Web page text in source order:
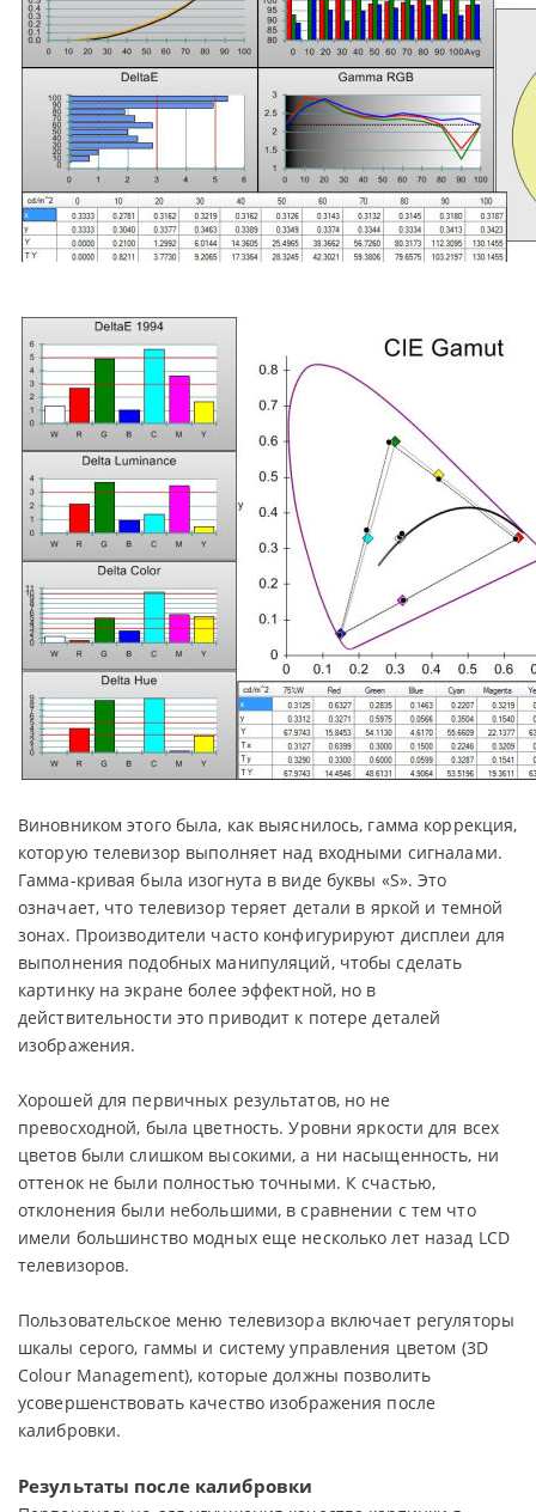
Виновником этого была, как выяснилось, гамма коррекция,
которую телевизор выполняет над входными сигналами.
Гамма-кривая была изогнута в виде буквы «S». Это
означает, что телевизор теряет детали в яркой и темной
зонах. Производители часто конфигурируют дисплеи для
выполнения подобных манипуляций, чтобы сделать
картинку на экране более эффектной, но в
действительности это приводит к потере деталей
изображения.
Хорошей для первичных результатов, но не
превосходной, была цветность. Уровни яркости для всех
цветов были слишком высокими, а ни насыщенность, ни
оттенок не были полностью точными. К счастью,
отклонения были небольшими, в сравнении с тем что
имели большинство модных еще несколько лет назад LCD
телевизоров.
Пользовательское меню телевизора включает регуляторы
шкалы серого, гаммы и систему управления цветом (3D
Colour Management), которые должны позволить
усовершенствовать качество изображения после
калибровки.
Результаты после калибровки